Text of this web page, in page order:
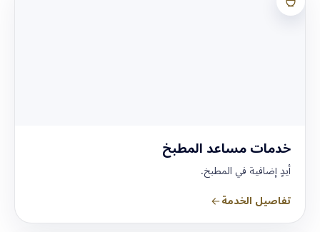
خدمات مساعد المطبخ
أيدٍ إضافية في المطبخ.
تفاصيل الخدمة